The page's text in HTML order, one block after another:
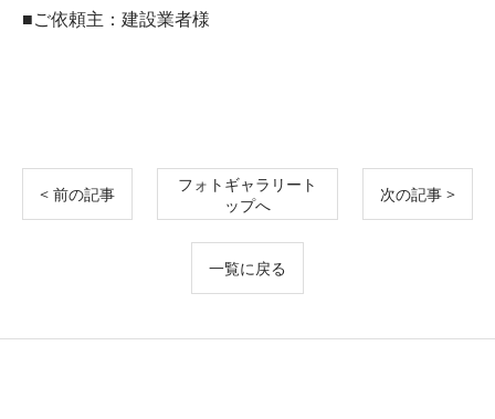
■ご依頼主：建設業者様
< 前の記事
フォトギャラリート
ップへ
次の記事 >
一覧に戻る